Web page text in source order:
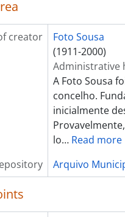
[Item] Convívio na Uniagri
[Item] Convívio na Uniagri
[Item] Convívio na Uniagri
[Item] Convívio na
[Item] Convívio na
[Item] Convívio na
[Item] Convívio na
[Item] Convívio na
[Item] Convívio na Uniagri
[Item] Convívio na
[Item] Convívio na
[Item] Convívio na Uniagri
[Item] Convívio na
creator
Foto Sousa
(1911-2000)
Administrative
A Foto Sousa
concelho.
inicialmente
lo… Read more
Arquivo